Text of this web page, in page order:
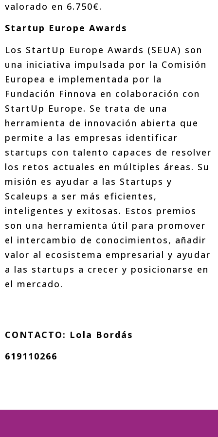
valorado en 6.750€.
Startup Europe Awards
Los StartUp Europe Awards (SEUA) son
una iniciativa impulsada por la Comisión
Europea e implementada por la
Fundación Finnova en colaboración con
StartUp Europe. Se trata de una
herramienta de innovación abierta que
permite a las empresas identificar
startups con talento capaces de resolver
los retos actuales en múltiples áreas. Su
misión es ayudar a las Startups y
Scaleups a ser más eficientes,
inteligentes y exitosas. Estos premios
son una herramienta útil para promover
el intercambio de conocimientos, añadir
valor al ecosistema empresarial y ayudar
a las startups a crecer y posicionarse en
el mercado.
CONTACTO: Lola Bordás
619110266